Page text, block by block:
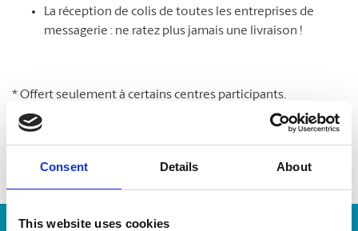
Consent Details About
This website uses cookies
La réception de colis de toutes les entreprises de
messagerie : ne ratez plus jamais une livraison !
* Offert seulement à certains centres participants.
**Des frais supplémentaires peuvent s’appliquer.